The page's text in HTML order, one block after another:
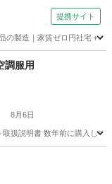
提携サイト
製造｜家賃ゼロ円社宅＋
調服用
8月6日
説明書 数年前に購入して